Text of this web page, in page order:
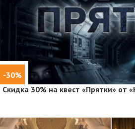
-30%
Скидка 30% на квест «Прятки» от